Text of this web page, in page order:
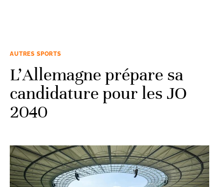
AUTRES SPORTS
L’Allemagne prépare sa
candidature pour les JO
2040